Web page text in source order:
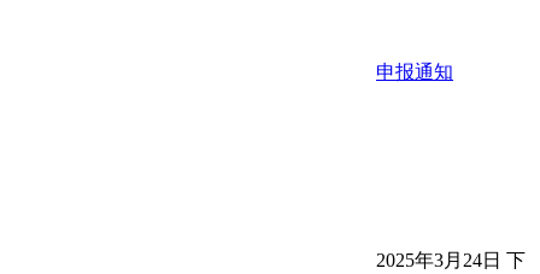
申报通知
2025年3月24日 下